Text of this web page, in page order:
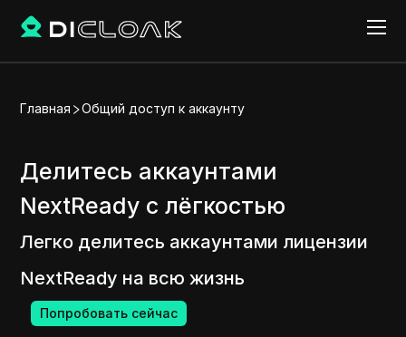
Главная Общий доступ к аккаунту
Делитесь аккаунтами
NextReady с лёгкостью
Легко делитесь аккаунтами лицензии
NextReady на всю жизнь
Попробовать сейчас